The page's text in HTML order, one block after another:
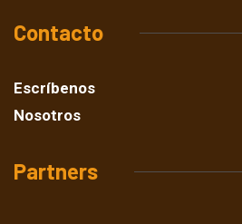
Contacto
Escríbenos
Nosotros
Partners